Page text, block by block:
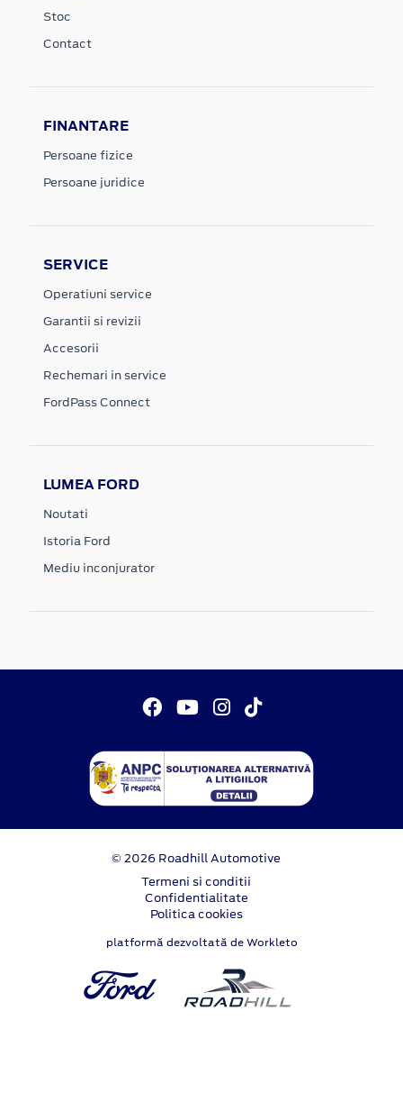
Stoc
Contact
FINANTARE
Persoane fizice
Persoane juridice
SERVICE
Operatiuni service
Garantii si revizii
Accesorii
Rechemari in service
FordPass Connect
LUMEA FORD
Noutati
Istoria Ford
Mediu inconjurator
© 2026 Roadhill Automotive
Termeni si conditii
Confidentialitate
Politica cookies
platformă dezvoltată de Workleto